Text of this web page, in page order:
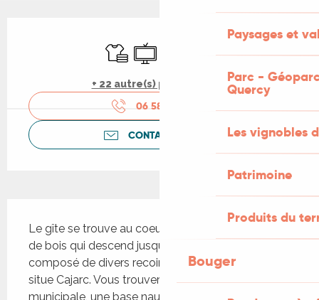
Paysages et
Parc -
Quercy
Les vignobles
Patrimoine
Produits du
Bouger
Ouverture et coordonnées
Draps et linge
Télévision
+ 22 autre(s) prestation(s)
06 58 91 63
CONTACTEZ-NOUS
Le gîte se trouve au coeur d’un parc d’un hectare
de bois qui descend jusqu’aux rives du Lot,
composé de divers recoins à découvrir. A 5 km se
situe Cajarc. Vous trouverez une piscine
municipale, une base nautique (kayak, pédalo et